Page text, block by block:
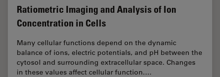
Ratiometric Imaging and Analysis of Ion
Concentration in Cells
Many cellular functions depend on the dynamic
balance of ions, electric potentials, and pH between the
cytosol and surrounding extracellular space. Changes
in these values affect cellular function.…